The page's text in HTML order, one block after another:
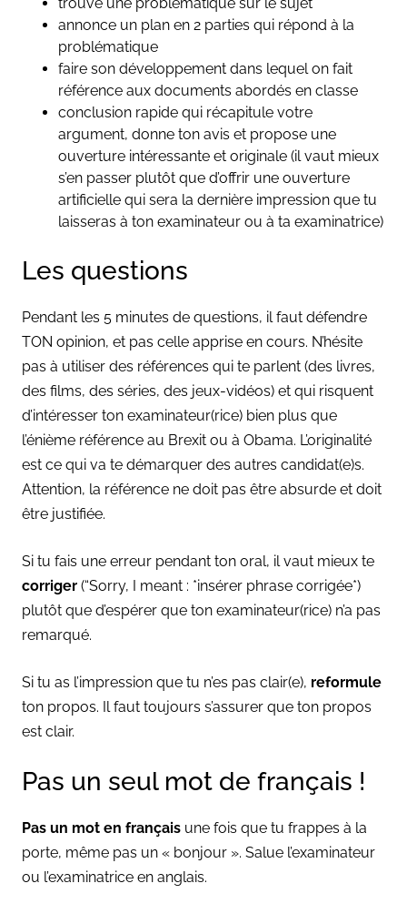
annonce un plan en 2 parties qui répond à la
problématique
faire son développement dans lequel on fait
référence aux documents abordés en classe
conclusion rapide qui récapitule votre
argument, donne ton avis et propose une
ouverture intéressante et originale (il vaut mieux
s’en passer plutôt que d’offrir une ouverture
artificielle qui sera la dernière impression que tu
laisseras à ton examinateur ou à ta examinatrice)
Les questions
Pendant les 5 minutes de questions, il faut défendre
TON opinion, et pas celle apprise en cours. N’hésite
pas à utiliser des références qui te parlent (des livres,
des films, des séries, des jeux-vidéos) et qui risquent
d’intéresser ton examinateur(rice) bien plus que
l’énième référence au Brexit ou à Obama. L’originalité
est ce qui va te démarquer des autres candidat(e)s.
Attention, la référence ne doit pas être absurde et doit
être justifiée.
Si tu fais une erreur pendant ton oral, il vaut mieux te
corriger (“Sorry, I meant : *insérer phrase corrigée*)
plutôt que d’espérer que ton examinateur(rice) n’a pas
remarqué.
Si tu as l’impression que tu n’es pas clair(e), reformule
ton propos. Il faut toujours s’assurer que ton propos
est clair.
Pas un seul mot de français !
Pas un mot en français une fois que tu frappes à la
porte, même pas un « bonjour ». Salue l’examinateur
ou l’examinatrice en anglais.